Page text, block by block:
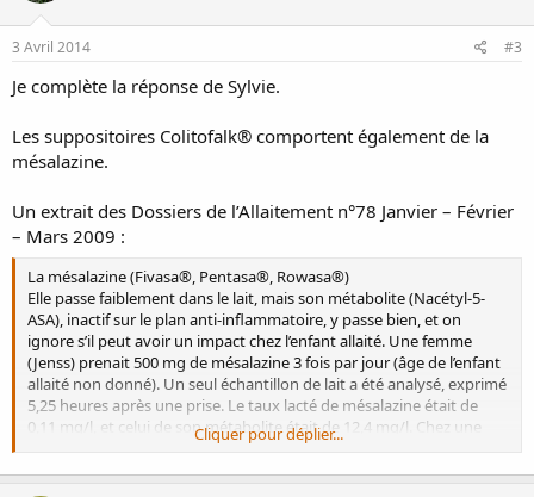
3 Avril 2014 #3
Je complète la réponse de Sylvie.
Les suppositoires Colitofalk® comportent également de la
mésalazine.
Un extrait des Dossiers de l’Allaitement n°78 Janvier – Février
– Mars 2009 :
La mésalazine (Fivasa®, Pentasa®, Rowasa®)
Elle passe faiblement dans le lait, mais son métabolite (Nacétyl-5-
ASA), inactif sur le plan anti-inflammatoire, y passe bien, et on
ignore s’il peut avoir un impact chez l’enfant allaité. Une femme
(Jenss) prenait 500 mg de mésalazine 3 fois par jour (âge de l’enfant
allaité non donné). Un seul échantillon de lait a été analysé, exprimé
5,25 heures après une prise. Le taux lacté de mésalazine était de
0,11 mg/l, et celui de son métabolite était de 12,4 mg/l. Chez une
femme qui en prenait 1 g 3 fois par jour, un échantillon de lait
prélevé à 1 semaine post-partum 5 heures après une prise contenait
0,1 mg/l de mésalazine, et 18,1 mg/l de N-acétyl-5-ASA (Klotz). Un
Cliquer pour déplier...